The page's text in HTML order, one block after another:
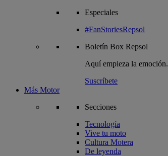
Especiales
#FanStoriesRepsol
Boletín Box Repsol
Aquí empieza la emoción.
Suscríbete
Más Motor
Secciones
Tecnología
Vive tu moto
Cultura Motera
De leyenda